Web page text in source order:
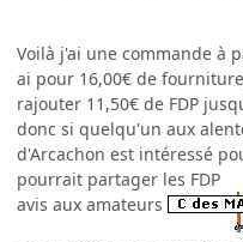
Voilà j'ai une commande à
ai pour 16,00€ de
rajouter 11,50€ de FDP
donc si quelqu'un aux
d'Arcachon est intéressé
pourrait partager les FDP
avis aux amateurs